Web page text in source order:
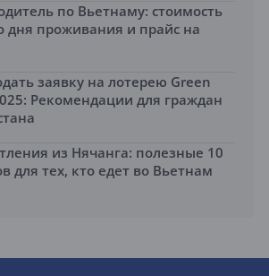
по Вьетнаму: стоимость
дня проживания и прайс на
заявку на лотерею Green
Рекомендации для граждан
из Нячанга: полезные 10
для тех, кто едет во Вьетнам